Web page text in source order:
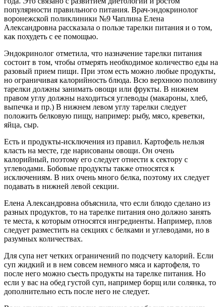
популярности правильного питания. Врач-эндокринолог
воронежской поликлиники №9 Чаплина Елена
Александровна рассказала о пользе тарелки питания и о том,
как похудеть с ее помощью.
Эндокринолог отметила, что назначение тарелки питания
состоит в том, чтобы отмерять необходимое количество еды на
разовый прием пищи. При этом есть можно любые продукты,
но ограничивая калорийность блюда. Всю верхнюю половину
тарелки должны занимать овощи или фрукты. В нижнем
правом углу должны находиться углеводы (макароны, хлеб,
выпечка и пр.) В нижнем левом углу тарелки следует
положить белковую пищу, например: рыбу, мясо, креветки,
яйца, сыр.
Есть и продукты-исключения из правил. Картофель нельзя
класть на месте, где нарисованы овощи. Он очень
калорийный, поэтому его следует отнести к сектору с
углеводами. Бобовые продукты также относятся к
исключениям. В них очень много белка, поэтому их следует
подавать в нижней левой секции.
Елена Александровна объяснила, что если блюдо сделано из
разных продуктов, то на тарелке питания оно должно занять
те места, к которым относятся ингредиенты. Например, плов
следует разместить на секциях с белками и углеводами, но в
разумных количествах.
Для супа нет четких ограничений по подсчету калорий. Если
суп жидкий и в нем совсем немного мяса и картофеля, то
после него можно съесть продукты на тарелке питания. Но
если у вас на обед густой суп, например борщ или солянка, то
дополнительно есть после него не следует.